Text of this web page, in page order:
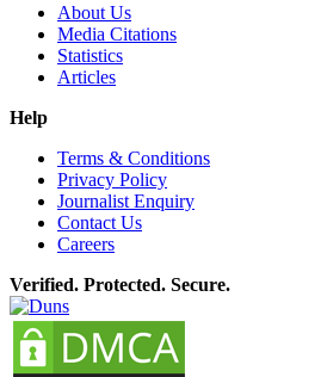
About Us
Media Citations
Statistics
Articles
Help
Terms & Conditions
Privacy Policy
Journalist Enquiry
Contact Us
Careers
Verified. Protected. Secure.